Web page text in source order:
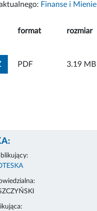
Finanse i Mienie
format rozmiar
ZOBACZ ZAŁĄCZNIK
PDF 3.19 MB